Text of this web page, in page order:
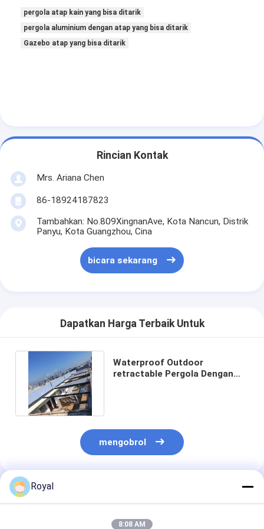
pergola atap kain yang bisa ditarik
pergola aluminium dengan atap yang bisa ditarik
Gazebo atap yang bisa ditarik
Rincian Kontak
Mrs. Ariana Chen
86-18924187823
Tambahkan: No.809XingnanAve, Kota Nancun, Distrik
Panyu, Kota Guangzhou, Cina
bicara sekarang
Dapatkan Harga Terbaik Untuk
Waterproof Outdoor
retractable Pergola Dengan
mengobrol
Rekomendasi Produk
Royal
8:08 AM